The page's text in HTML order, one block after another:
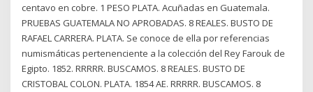
centavo en cobre. 1 PESO PLATA. Acuñadas en Guatemala.
PRUEBAS GUATEMALA NO APROBADAS. 8 REALES. BUSTO DE
RAFAEL CARRERA. PLATA. Se conoce de ella por referencias
numismáticas pertenenciente a la colección del Rey Farouk de
Egipto. 1852. RRRRR. BUSCAMOS. 8 REALES. BUSTO DE
CRISTOBAL COLON. PLATA. 1854 AE. RRRRR. BUSCAMOS. 8